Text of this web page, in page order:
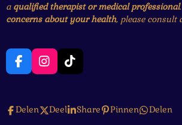
a qualified therapist or medical professional
concerns about your health, please consult
F
a
b
I
n
a
T
i
o
Delen Deel Share Pinnen Delen